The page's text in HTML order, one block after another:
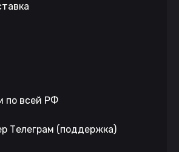
по всей РФ
Телеграм (поддержка)